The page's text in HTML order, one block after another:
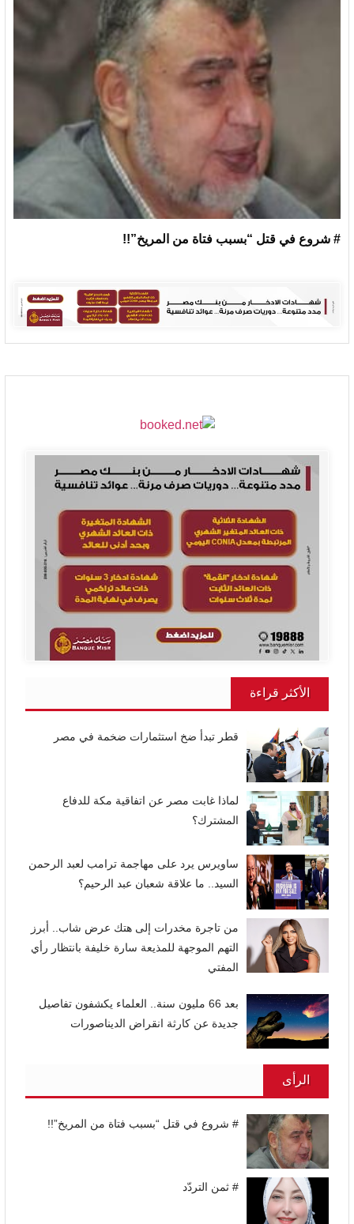
# شروع في قتل “بسبب فتاة من المريخ”!!
الأكثر قراءة
قطر تبدأ ضخ استثمارات ضخمة في مصر
لماذا غابت مصر عن اتفاقية مكة للدفاع
المشترك؟
ساويرس يرد على مهاجمة ترامب لعبد الرحمن
السيد.. ما علاقة شعبان عبد الرحيم؟
من تاجرة مخدرات إلى هتك عرض شاب.. أبرز
التهم الموجهة للمذيعة سارة خليفة بانتظار رأي
المفتي
بعد 66 مليون سنة.. العلماء يكشفون تفاصيل
جديدة عن كارثة انقراض الديناصورات
الرأى
# شروع في قتل “بسبب فتاة من المريخ”!!
# ثمن التردّد